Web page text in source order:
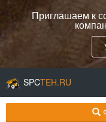
Приглашаем к
SPCTEH.RU